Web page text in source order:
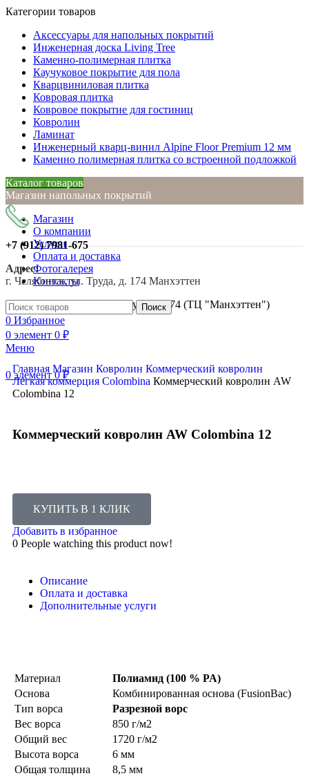
Категории товаров
Аксессуары для напольных покрытий
Инженерная доска Living Tree
Каменно-полимерная плитка
Каучуковое покрытие для пола
Кварцвиниловая плитка
Ковровая плитка
Ковровое покрытие для гостиниц
Ковролин
Ламинат
Инженерный кварц-винил Alpine Floor Premium 12 мм
Каменно полимерная плитка со встроенной подложкой
Каталог товаров
Магазин напольных покрытий
Магазин
О компании
Услуги
Оплата и доставка
Фотогалерея
Контакты
г. Челябинск, ул. Труда, д. 174 (ТЦ "Манхэттен")
+7 (912)7981-675
Адрес:
г. Челябинск, ул. Труда, д. 174 Манхэттен
Поиск
0 Избранное
0 элемент 0 ₽
Меню
0элемент 0₽
Нажмите, чтобы увеличить
Главная Магазин Ковролин Коммерческий ковролин
Лёгкая коммерция Colombina Коммерческий ковролин AW
Colombina 12
Коммерческий ковролин AW Colombina 12
КУПИТЬ В 1 КЛИК
Добавить в избранное
0 People watching this product now!
Описание
Оплата и доставка
Дополнительные услуги
Материал
Полиамид (100 % PA)
Основа
Комбинированная основа (FusionBac)
Тип ворса
Разрезной ворс
Вес ворса
850 г/м2
Общий вес
1720 г/м2
Высота ворса
6 мм
Общая толщина
8,5 мм